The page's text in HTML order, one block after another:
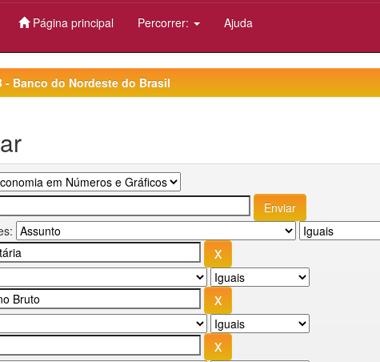
Página principal Percorrer: Ajuda
- Banco do Nordeste do Brasil